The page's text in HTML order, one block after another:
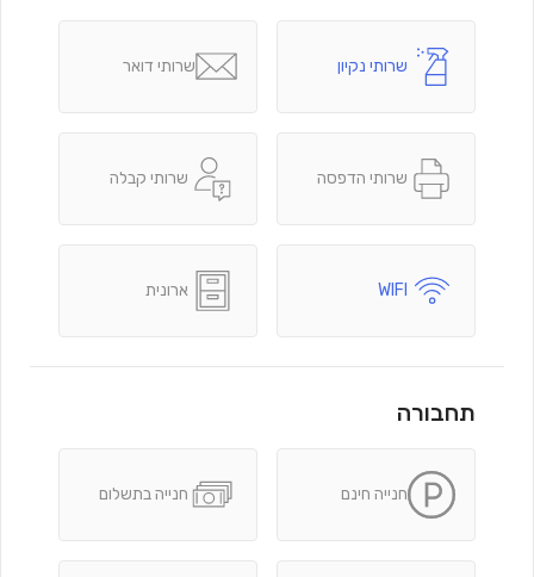
שרותי נקיון שרותי דואר
שרותי הדפסה שרותי קבלה
WIFI ארונית
תחבורה
חנייה חינם חנייה בתשלום